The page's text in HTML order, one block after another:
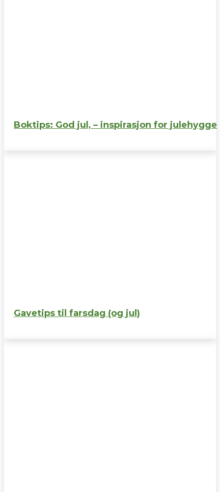
Boktips: God jul, – inspirasjon for julehygge
Gavetips til farsdag (og jul)